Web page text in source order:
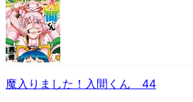
魔入りました！入間くん 44